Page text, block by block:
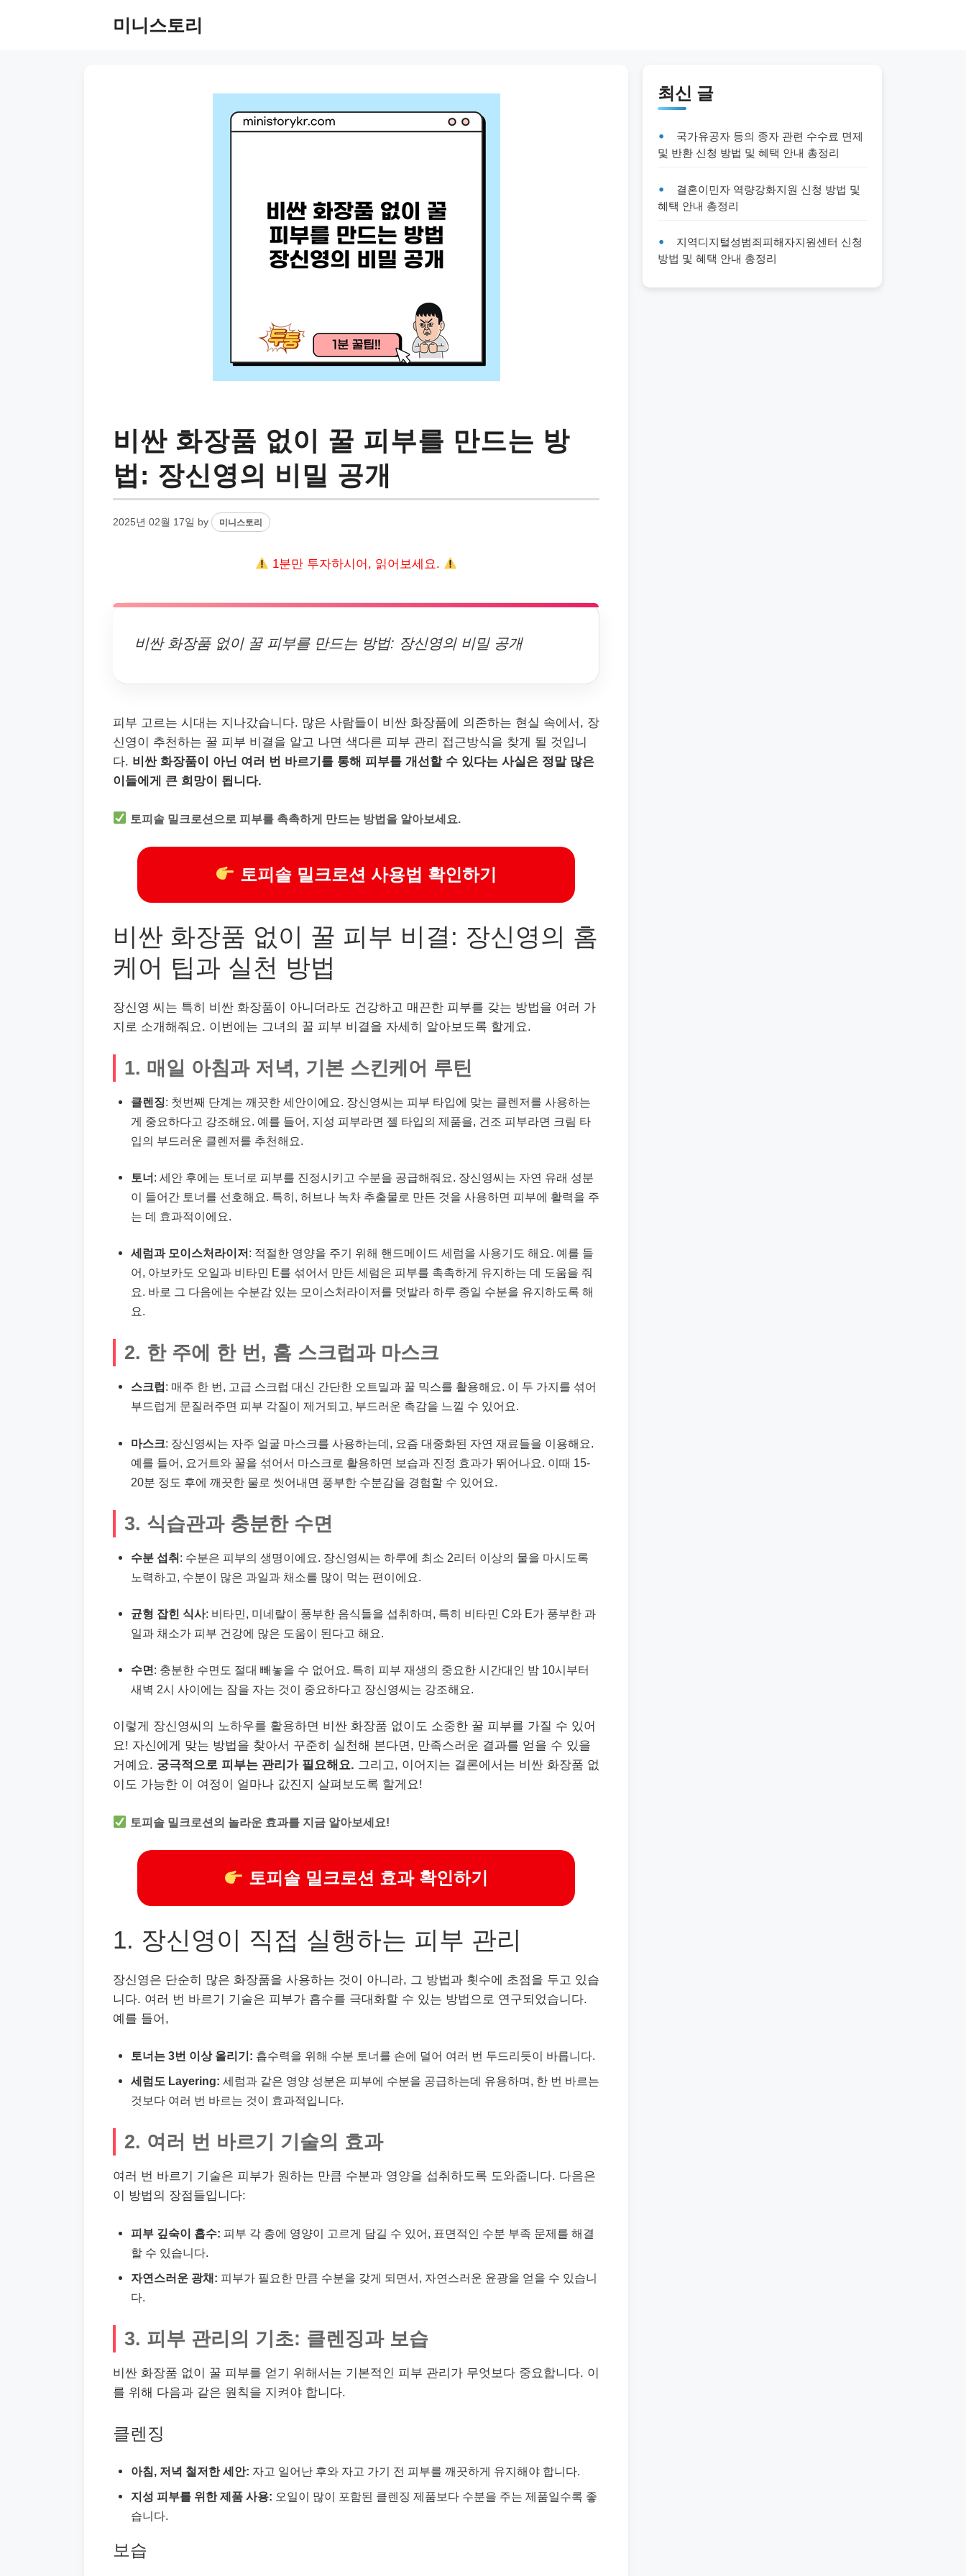
미니스토리
비싼 화장품 없이 꿀 피부를 만드는 방
법: 장신영의 비밀 공개
2025년 02월 17일 by 미니스토리
1분만 투자하시어, 읽어보세요.
비싼 화장품 없이 꿀 피부를 만드는 방법: 장신영의 비밀 공개
피부 고르는 시대는 지나갔습니다. 많은 사람들이 비싼 화장품에 의존하는 현실 속에서, 장
신영이 추천하는 꿀 피부 비결을 알고 나면 색다른 피부 관리 접근방식을 찾게 될 것입니
다. 비싼 화장품이 아닌 여러 번 바르기를 통해 피부를 개선할 수 있다는 사실은 정말 많은
이들에게 큰 희망이 됩니다.
토피솔 밀크로션으로 피부를 촉촉하게 만드는 방법을 알아보세요.
토피솔 밀크로션 사용법 확인하기
비싼 화장품 없이 꿀 피부 비결: 장신영의 홈
케어 팁과 실천 방법
장신영 씨는 특히 비싼 화장품이 아니더라도 건강하고 매끈한 피부를 갖는 방법을 여러 가
지로 소개해줘요. 이번에는 그녀의 꿀 피부 비결을 자세히 알아보도록 할게요.
1. 매일 아침과 저녁, 기본 스킨케어 루틴
클렌징: 첫번째 단계는 깨끗한 세안이에요. 장신영씨는 피부 타입에 맞는 클렌저를 사용하는
게 중요하다고 강조해요. 예를 들어, 지성 피부라면 젤 타입의 제품을, 건조 피부라면 크림 타
입의 부드러운 클렌저를 추천해요.
토너: 세안 후에는 토너로 피부를 진정시키고 수분을 공급해줘요. 장신영씨는 자연 유래 성분
이 들어간 토너를 선호해요. 특히, 허브나 녹차 추출물로 만든 것을 사용하면 피부에 활력을 주
는 데 효과적이에요.
세럼과 모이스처라이저 : 적절한 영양을 주기 위해 핸드메이드 세럼을 사용기도 해요. 예를 들
어, 아보카도 오일과 비타민 E를 섞어서 만든 세럼은 피부를 촉촉하게 유지하는 데 도움을 줘
요. 바로 그 다음에는 수분감 있는 모이스처라이저를 덧발라 하루 종일 수분을 유지하도록 해
요.
2. 한 주에 한 번, 홈 스크럽과 마스크
스크럽 : 매주 한 번, 고급 스크럽 대신 간단한 오트밀과 꿀 믹스를 활용해요. 이 두 가지를 섞어
부드럽게 문질러주면 피부 각질이 제거되고, 부드러운 촉감을 느낄 수 있어요.
마스크: 장신영씨는 자주 얼굴 마스크를 사용하는데, 요즘 대중화된 자연 재료들을 이용해요.
예를 들어, 요거트와 꿀을 섞어서 마스크로 활용하면 보습과 진정 효과가 뛰어나요. 이때 15-
20분 정도 후에 깨끗한 물로 씻어내면 풍부한 수분감을 경험할 수 있어요.
3. 식습관과 충분한 수면
수분 섭취: 수분은 피부의 생명이에요. 장신영씨는 하루에 최소 2리터 이상의 물을 마시도록
노력하고, 수분이 많은 과일과 채소를 많이 먹는 편이에요.
균형 잡힌 식사: 비타민, 미네랄이 풍부한 음식들을 섭취하며, 특히 비타민 C와 E가 풍부한 과
일과 채소가 피부 건강에 많은 도움이 된다고 해요.
수면: 충분한 수면도 절대 빼놓을 수 없어요. 특히 피부 재생의 중요한 시간대인 밤 10시부터
새벽 2시 사이에는 잠을 자는 것이 중요하다고 장신영씨는 강조해요.
이렇게 장신영씨의 노하우를 활용하면 비싼 화장품 없이도 소중한 꿀 피부를 가질 수 있어
요! 자신에게 맞는 방법을 찾아서 꾸준히 실천해 본다면, 만족스러운 결과를 얻을 수 있을
거예요. 궁극적으로 피부는 관리가 필요해요. 그리고, 이어지는 결론에서는 비싼 화장품 없
이도 가능한 이 여정이 얼마나 값진지 살펴보도록 할게요!
토피솔 밀크로션의 놀라운 효과를 지금 알아보세요!
토피솔 밀크로션 효과 확인하기
1. 장신영이 직접 실행하는 피부 관리
장신영은 단순히 많은 화장품을 사용하는 것이 아니라, 그 방법과 횟수에 초점을 두고 있습
니다. 여러 번 바르기 기술은 피부가 흡수를 극대화할 수 있는 방법으로 연구되었습니다.
예를 들어,
토너는 3번 이상 올리기: 흡수력을 위해 수분 토너를 손에 덜어 여러 번 두드리듯이 바릅니다.
세럼도 Layering: 세럼과 같은 영양 성분은 피부에 수분을 공급하는데 유용하며, 한 번 바르는
것보다 여러 번 바르는 것이 효과적입니다.
2. 여러 번 바르기 기술의 효과
여러 번 바르기 기술은 피부가 원하는 만큼 수분과 영양을 섭취하도록 도와줍니다. 다음은
이 방법의 장점들입니다:
피부 깊숙이 흡수: 피부 각 층에 영양이 고르게 담길 수 있어, 표면적인 수분 부족 문제를 해결
할 수 있습니다.
자연스러운 광채: 피부가 필요한 만큼 수분을 갖게 되면서, 자연스러운 윤광을 얻을 수 있습니
다.
3. 피부 관리의 기초: 클렌징과 보습
비싼 화장품 없이 꿀 피부를 얻기 위해서는 기본적인 피부 관리가 무엇보다 중요합니다. 이
를 위해 다음과 같은 원칙을 지켜야 합니다.
클렌징
아침, 저녁 철저한 세안: 자고 일어난 후와 자고 가기 전 피부를 깨끗하게 유지해야 합니다.
지성 피부를 위한 제품 사용: 오일이 많이 포함된 클렌징 제품보다 수분을 주는 제품일수록 좋
습니다.
보습
최신 글
국가유공자 등의 종자 관련 수수료 면제
및 반환 신청 방법 및 혜택 안내 총정리
결혼이민자 역량강화지원 신청 방법 및
혜택 안내 총정리
지역디지털성범죄피해자지원센터 신청
방법 및 혜택 안내 총정리